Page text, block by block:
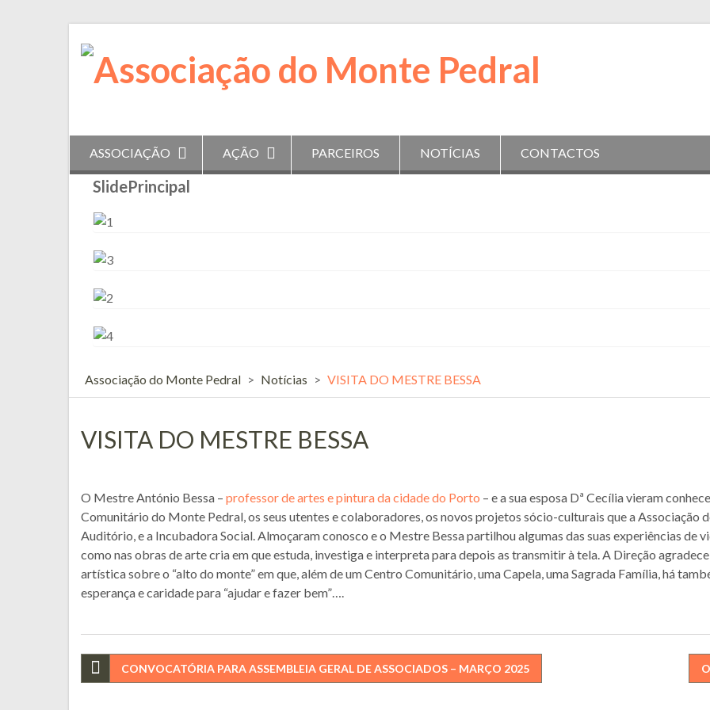
to
content
ASSOCIAÇÃO AÇÃO PARCEIROS NOTÍCIAS CONTACTOS
SlidePrincipal
Associação do Monte Pedral > Notícias > VISITA DO MESTRE BESSA
VISITA DO MESTRE BESSA
O Mestre António Bessa – professor de artes e pintura da cidade do Porto – e a sua esposa Dª Cecília vieram
Comunitário do Monte Pedral, os seus utentes e colaboradores, os novos projetos sócio-culturais que a Associação
Auditório, e a Incubadora Social. Almoçaram conosco e o Mestre Bessa partilhou algumas das suas experiências de
como nas obras de arte cria em que estuda, investiga e interpreta para depois as transmitir à tela. A Direção
artística sobre o “alto do monte” em que, além de um Centro Comunitário, uma Capela, uma Sagrada Família, há
esperança e caridade para “ajudar e fazer bem”….
Navegação
CONVOCATÓRIA PARA ASSEMBLEIA GERAL DE ASSOCIADOS – MARÇO 2025